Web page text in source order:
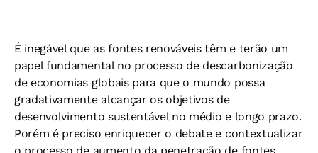
É inegável que as fontes renováveis têm e terão um
papel fundamental no processo de descarbonização
de economias globais para que o mundo possa
gradativamente alcançar os objetivos de
desenvolvimento sustentável no médio e longo prazo.
Porém é preciso enriquecer o debate e contextualizar